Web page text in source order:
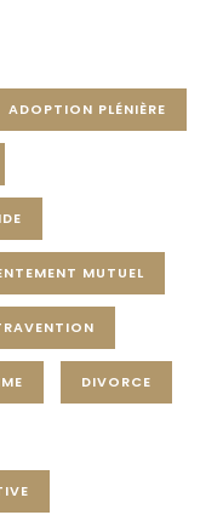
ADOPTION PLÉNIÈRE
MUTUEL
DIVORCE